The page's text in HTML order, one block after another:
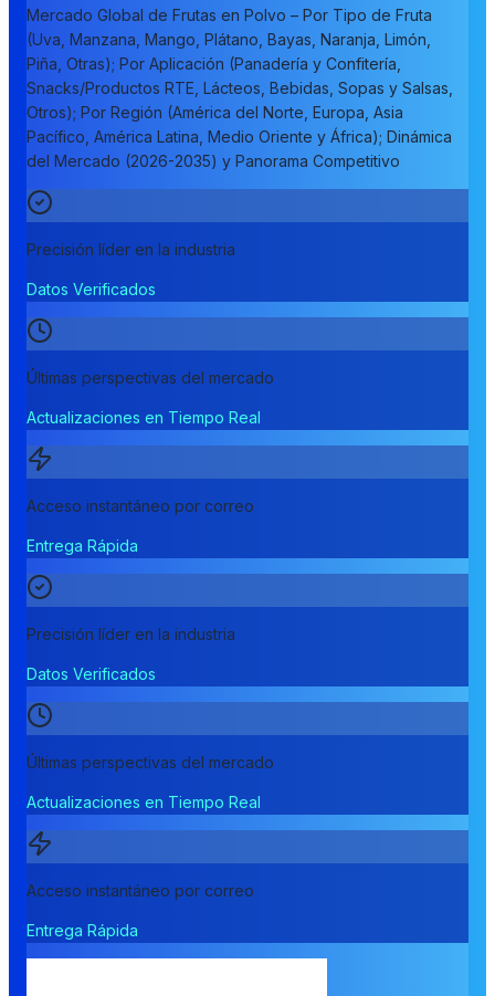
Mercado Global de Frutas en Polvo – Por Tipo de Fruta
(Uva, Manzana, Mango, Plátano, Bayas, Naranja, Limón,
Piña, Otras); Por Aplicación (Panadería y Confitería,
Snacks/Productos RTE, Lácteos, Bebidas, Sopas y Salsas,
Otros); Por Región (América del Norte, Europa, Asia
Pacífico, América Latina, Medio Oriente y África); Dinámica
del Mercado (2026-2035) y Panorama Competitivo
Precisión líder en la industria
Datos Verificados
Últimas perspectivas del mercado
Actualizaciones en Tiempo Real
Acceso instantáneo por correo
Entrega Rápida
Precisión líder en la industria
Datos Verificados
Últimas perspectivas del mercado
Actualizaciones en Tiempo Real
Acceso instantáneo por correo
Entrega Rápida